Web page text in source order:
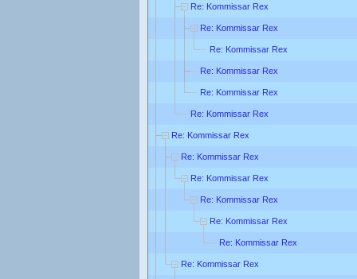
Re: Kommissar Rex
Re: Kommissar Rex
Re: Kommissar Rex
Re: Kommissar Rex
Re: Kommissar Rex
Re: Kommissar Rex
Re: Kommissar Rex
Re: Kommissar Rex
Re: Kommissar Rex
Re: Kommissar Rex
Re: Kommissar Rex
Re: Kommissar Rex
Re: Kommissar Rex